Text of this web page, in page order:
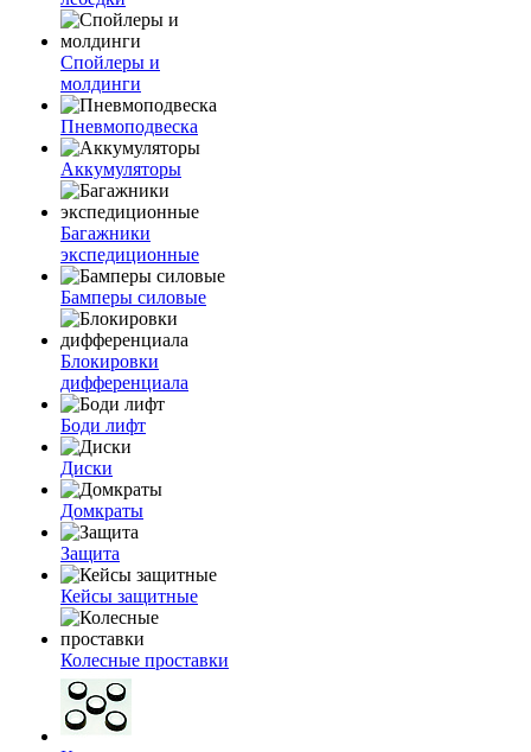
Спойлеры и
молдинги
Пневмоподвеска
Аккумуляторы
Багажники
экспедиционные
Бамперы силовые
Блокировки
дифференциала
Боди лифт
Диски
Домкраты
Защита
Кейсы защитные
Колесные проставки